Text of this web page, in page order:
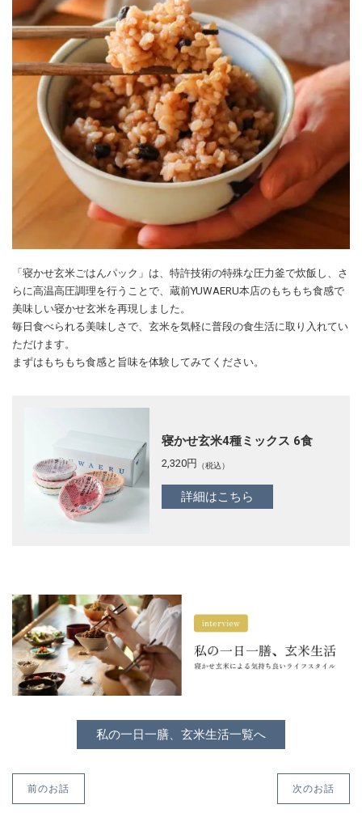
「寝かせ玄米ごはんパック」は、特許技術の特殊な圧力釜で炊飯し、さ
らに高温高圧調理を行うことで、蔵前YUWAERU本店のもちもち食感で
美味しい寝かせ玄米を再現しました。
毎日食べられる美味しさで、玄米を気軽に普段の食生活に取り入れてい
ただけます。
まずはもちもち食感と旨味を体験してみてください。
寝かせ玄米4種ミックス 6食
2,320円 （税込）
詳細はこちら
私の一日一膳、玄米生活一覧へ
前のお話 次のお話